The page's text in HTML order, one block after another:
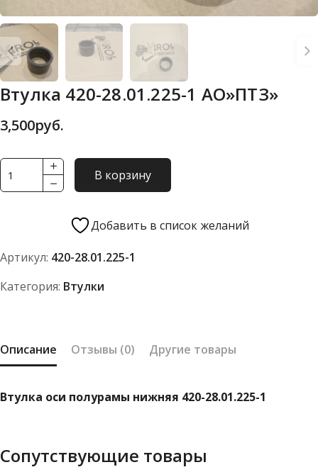
Втулка 420-28.01.225-1 АО»ПТЗ»
3,500руб.
Количество
товара
1
В корзину
Добавить в список желаний
Артикул: 420-28.01.225-1
Категория: Втулки
Описание Отзывы (0) Другие товары
Втулка оси полурамы нижняя 420-28.01.225-1
Сопутствующие товары